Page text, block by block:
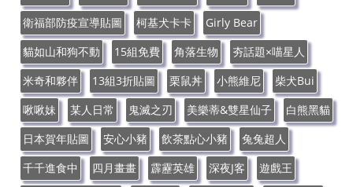
衛福部防疫宣導貼圖
柯基犬卡卡
Girly Bear
貓如山和狗不動
15組免費 角落生物
夯話題×喵星人
米奇和夥伴
13組3折貼圖 栗鼠丼 小熊維尼
柴犬Bui
啾啾妹
某人日常 鬼滅之刃 美樂蒂&雙星仙子
白熊黑貓
日本賀年貼圖
安心小豬 飲茶點心小豬
兔兔超人
千千進食中
四月畫畫 霹靂英雄 深夜J客
遊戲王